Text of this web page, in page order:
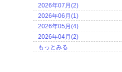
2026年07月(2)
2026年06月(1)
2026年05月(4)
2026年04月(2)
もっとみる